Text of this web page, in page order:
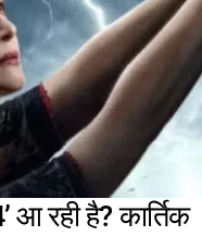
आ रही है? कार्तिक